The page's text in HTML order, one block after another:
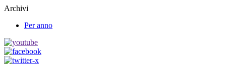
Archivi
Per anno